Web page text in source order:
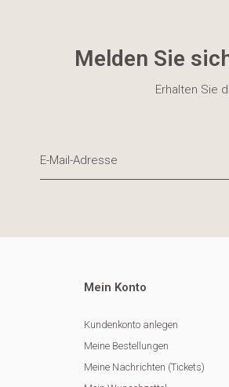
Melden Sie
Erhalten Sie
Mein Konto
Kundenkonto anlegen
Meine Bestellungen
Meine Nachrichten (Tickets)